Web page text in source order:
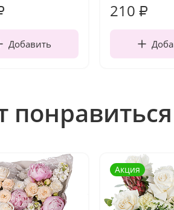
Добавить
210 ₽
Акция